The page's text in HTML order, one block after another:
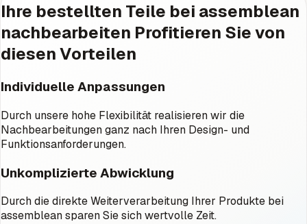
Ihre bestellten Teile bei assemblean
nachbearbeiten Profitieren Sie von
diesen Vorteilen
Individuelle Anpassungen
Durch unsere hohe Flexibilität realisieren wir die
Nachbearbeitungen ganz nach Ihren Design- und
Funktionsanforderungen.
Unkomplizierte Abwicklung
Durch die direkte Weiterverarbeitung Ihrer Produkte bei
assemblean sparen Sie sich wertvolle Zeit.